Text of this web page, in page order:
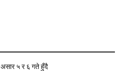
असार ५ र ६ गते हुँदै